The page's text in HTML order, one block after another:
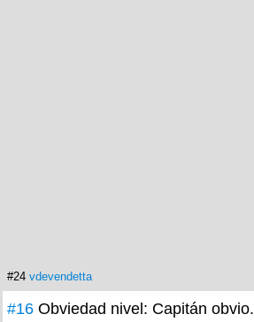
#24 vdevendetta
#16 Obviedad nivel: Capitán obvio.